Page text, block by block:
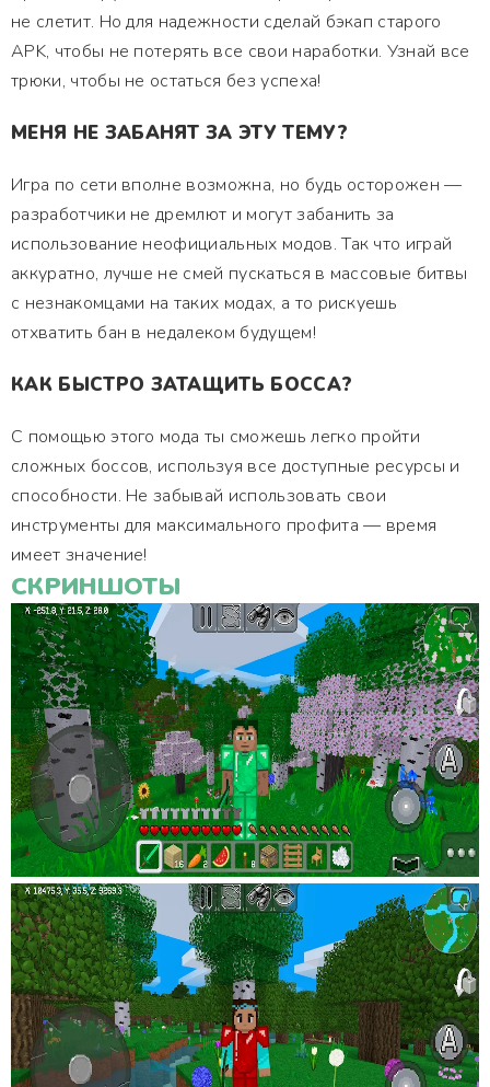
не слетит. Но для надежности сделай бэкап старого
APK, чтобы не потерять все свои наработки. Узнай все
трюки, чтобы не остаться без успеха!
МЕНЯ НЕ ЗАБАНЯТ ЗА ЭТУ ТЕМУ?
Игра по сети вполне возможна, но будь осторожен —
разработчики не дремлют и могут забанить за
использование неофициальных модов. Так что играй
аккуратно, лучше не смей пускаться в массовые битвы
с незнакомцами на таких модах, а то рискуешь
отхватить бан в недалеком будущем!
КАК БЫСТРО ЗАТАЩИТЬ БОССА?
С помощью этого мода ты сможешь легко пройти
сложных боссов, используя все доступные ресурсы и
способности. Не забывай использовать свои
инструменты для максимального профита — время
имеет значение!
СКРИНШОТЫ